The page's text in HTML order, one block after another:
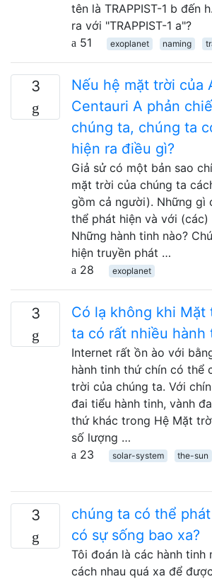
tên là TRAPPIST-1 b đến
ra với "TRAPPIST-1 a"?
51
exoplanet naming
3
Nếu hệ mặt trời của
Centauri A phản
chúng ta, chúng ta
hiện ra điều gì?
Giả sử có một bản sao
mặt trời của chúng ta
gồm cả người). Những gì
thể phát hiện và với (các)
Những hành tinh nào?
hiện truyền phát …
28
exoplanet
3
Có lạ không khi Mặt
ta có rất nhiều hành
Internet rất ồn ào với
hành tinh thứ chín có thể
trời của chúng ta. Với
đai tiểu hành tinh, vành
thứ khác trong Hệ Mặt
số lượng …
23
solar-system the-sun
3
chúng ta có thể
có sự sống bao xa?
Tôi đoán là các hành tinh
cách nhau quá xa để